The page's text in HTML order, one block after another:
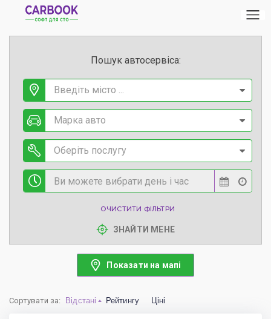
Пошук автосервіса:
Введіть місто ...
Марка авто
Оберіть послугу
ОЧИСТИТИ ФІЛЬТРИ
ЗНАЙТИ МЕНЕ
Показати на мапі
Сортувати за: Відстані Рейтингу Ціні